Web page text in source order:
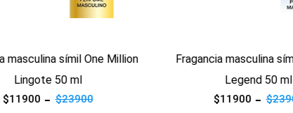
símil One Million
50 ml
$23900
Fragancia masculina símil Invictus
Legend 50 ml
$23900